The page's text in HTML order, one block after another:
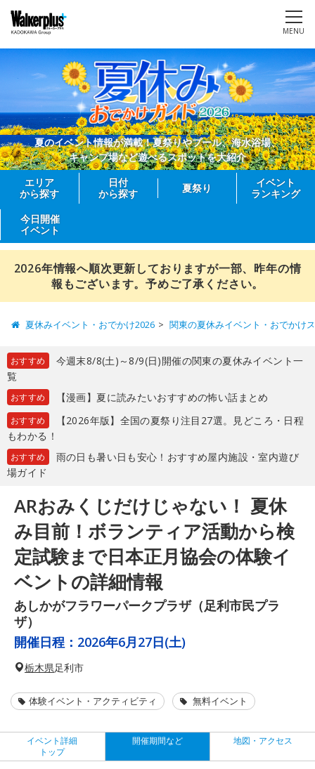
MENU
夏のイベント情報が満載！夏祭りやプール、海水浴場、
キャンプ場など遊べるスポットを大紹介
エリア
から探す
日付
から探す
夏祭り
イベント
ランキング
今日開催
イベント
2026年情報へ順次更新しておりますが一部、昨年の情
報もございます。予めご了承ください。
夏休みイベント・おでかけ2026 関東の夏休みイベント・おでかけ
おすすめ
今週末8/8(土)～8/9(日)開催の関東の夏休みイベント一
覧
おすすめ 【漫画】夏に読みたいおすすめの怖い話まとめ
おすすめ
【2026年版】全国の夏祭り注目27選。見どころ・日程
もわかる！
おすすめ
雨の日も暑い日も安心！おすすめ屋内施設・室内遊び
場ガイド
ARおみくじだけじゃない！ 夏休
み目前！ボランティア活動から検
定試験まで日本正月協会の体験イ
ベントの詳細情報
あしかがフラワーパークプラザ（足利市民プラ
ザ）
開催日程： 2026年6月27日(土)
栃木県足利市
体験イベント・アクティビティ 無料イベント
イベント詳細
トップ
開催期間など 地図・アクセス